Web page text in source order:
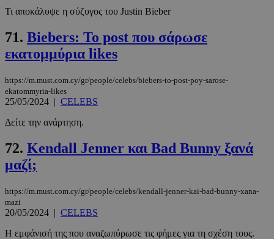
Τι αποκάλυψε η σύζυγος του Justin Bieber
71. Biebers: To post που σάρωσε
εκατομμύρια likes
https://m.must.com.cy/gr/people/celebs/biebers-to-post-poy-sarose-
ekatommyria-likes
25/05/2024 | CELEBS
Δείτε την ανάρτηση.
72. Kendall Jenner και Bad Bunny ξανά
μαζί;
https://m.must.com.cy/gr/people/celebs/kendall-jenner-kai-bad-bunny-xana-
mazi
20/05/2024 | CELEBS
Η εμφάνισή της που αναζωπύρωσε τις φήμες για τη σχέση τους.